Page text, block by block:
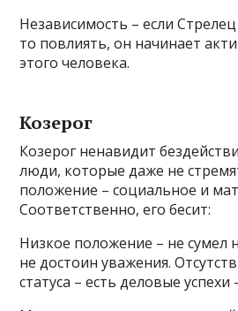
Независимость – если
то повлиять, он начинает
этого человека.
Козерог
Козерог ненавидит
люди, которые даже не
положение – социальное и
Соответственно, его бесит:
Низкое положение – не сумел
не достоин уважения.
статуса – есть деловые